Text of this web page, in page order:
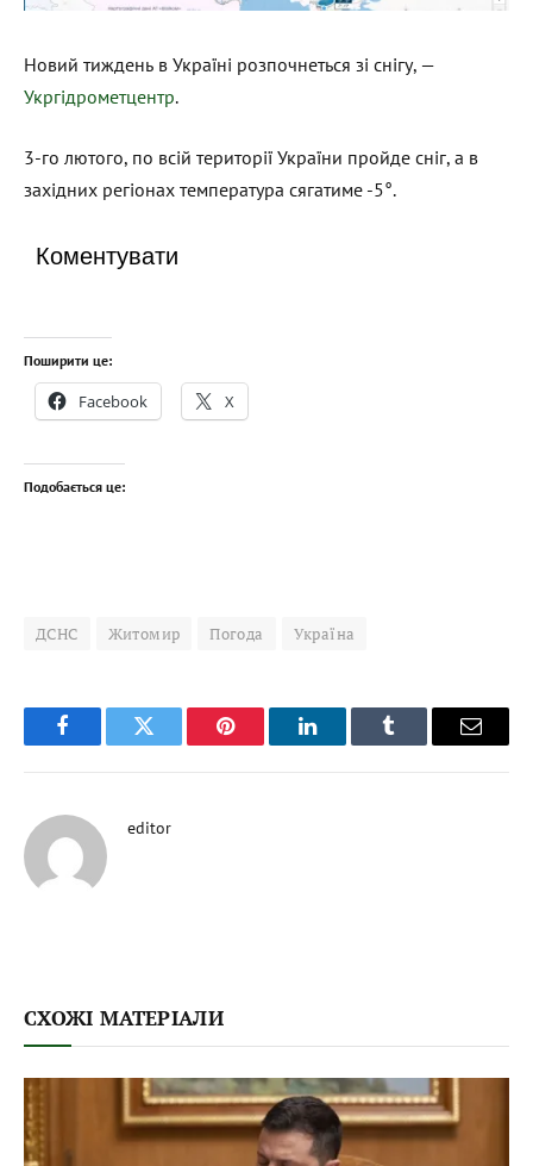
Новий тиждень в Україні розпочнеться зі снігу, —
Укргідрометцентр.
3-го лютого, по всій території України пройде сніг, а в
західних регіонах температура сягатиме -5°.
Коментувати
Поширити це:
Facebook X
Подобається це:
ДСНС Житомир Погода Україна
FacebookTwitter Pinterest LinkedInTumblr Email
editor
СХОЖІ МАТЕРІАЛИ